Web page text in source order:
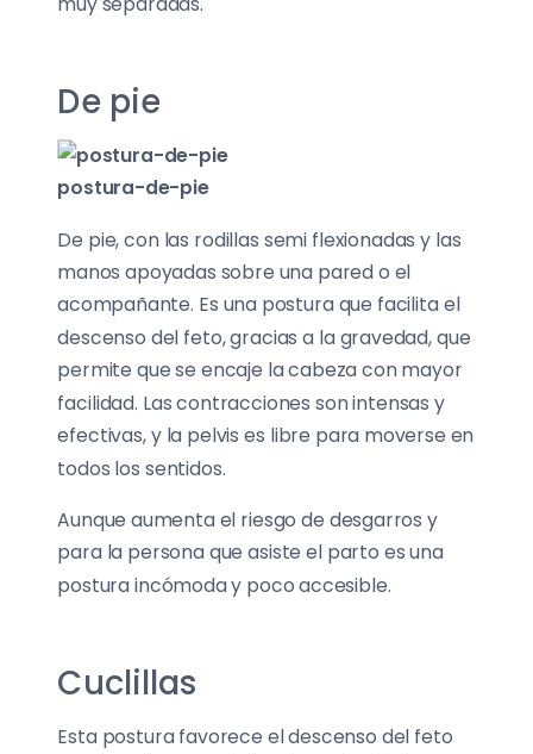
De pie
postura-de-pie
De pie, con las rodillas semi flexionadas y las
manos apoyadas sobre una pared o el
acompañante. Es una postura que facilita el
descenso del feto, gracias a la gravedad, que
permite que se encaje la cabeza con mayor
facilidad. Las contracciones son intensas y
efectivas, y la pelvis es libre para moverse en
todos los sentidos.
Aunque aumenta el riesgo de desgarros y
para la persona que asiste el parto es una
postura incómoda y poco accesible.
Cuclillas
Esta postura favorece el descenso del feto